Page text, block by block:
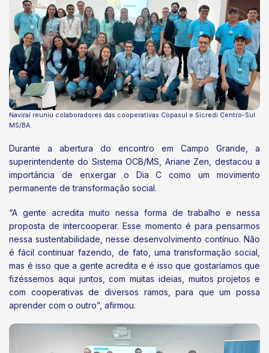
Naviraí reuniu colaboradores das cooperativas Copasul e Sicredi Centro-Sul
MS/BA.
Durante a abertura do encontro em Campo Grande, a
superintendente do Sistema OCB/MS, Ariane Zen, destacou a
importância de enxergar o Dia C como um movimento
permanente de transformação social.
“A gente acredita muito nessa forma de trabalho e nessa
proposta de intercooperar. Esse momento é para pensarmos
nessa sustentabilidade, nesse desenvolvimento contínuo. Não
é fácil continuar fazendo, de fato, uma transformação social,
mas é isso que a gente acredita e é isso que gostaríamos que
fizéssemos aqui juntos, com muitas ideias, muitos projetos e
com cooperativas de diversos ramos, para que um possa
aprender com o outro”, afirmou.